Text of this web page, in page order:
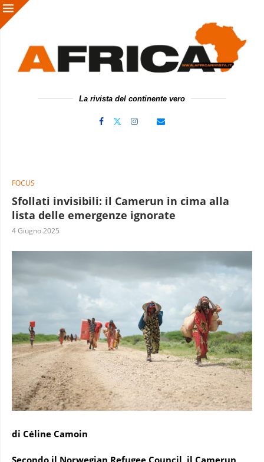
La rivista del continente vero
FOCUS
Sfollati invisibili: il Camerun in cima alla
lista delle emergenze ignorate
4 Giugno 2025
di Céline Camoin